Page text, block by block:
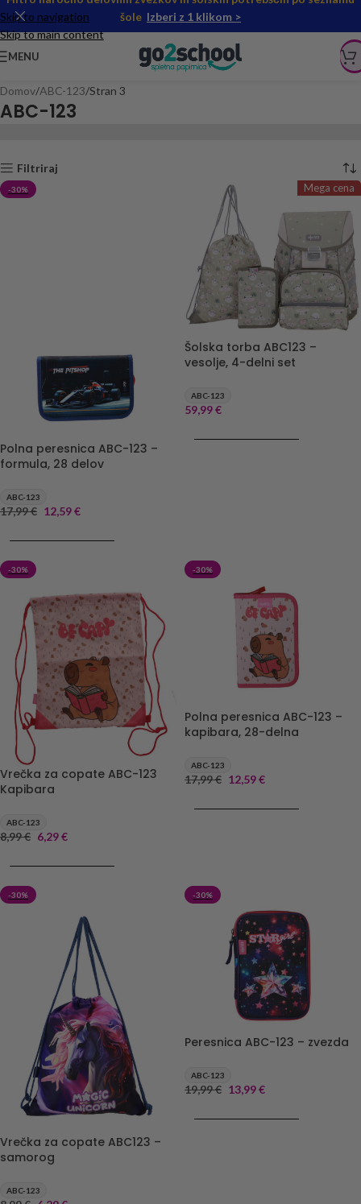
Skip to navigation
Skip to main content
šole Izberi z 1 klikom >
MENU
Domov ABC-123 Stran 3
ABC-123
Filtriraj
-30%
Polna peresnica ABC-123 –
formula, 28 delov
ABC-123
17,99€ 12,59€
Mega cena
Šolska torba ABC123 –
vesolje, 4-delni set
ABC-123
59,99€
-30%
Vrečka za copate ABC-123
Kapibara
ABC-123
8,99€ 6,29€
-30%
Polna peresnica ABC-123 –
kapibara, 28-delna
ABC-123
17,99€ 12,59€
-30%
Vrečka za copate ABC123 –
samorog
ABC-123
-30%
Peresnica ABC-123 – zvezda
ABC-123
19,99€ 13,99€